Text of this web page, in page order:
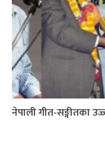
नेपाली गीत-सङ्गीतका